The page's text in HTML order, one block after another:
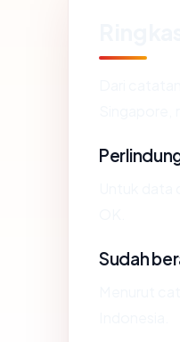
Sudah